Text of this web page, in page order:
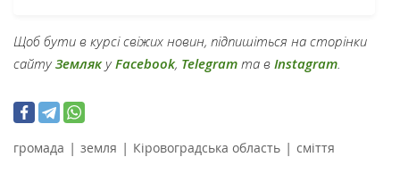
Щоб бути в курсі свіжих новин, підпишіться на сторінки
сайтуЗемлякуFacebook, Telegram та в Instagram.
громада | земля | Кіровоградська область | сміття